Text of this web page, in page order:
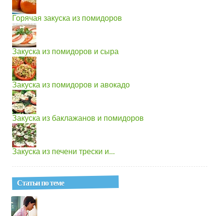
Горячая закуска из помидоров
Закуска из помидоров и сыра
Закуска из помидоров и авокадо
Закуска из баклажанов и помидоров
Закуска из печени трески и...
Статьи по теме